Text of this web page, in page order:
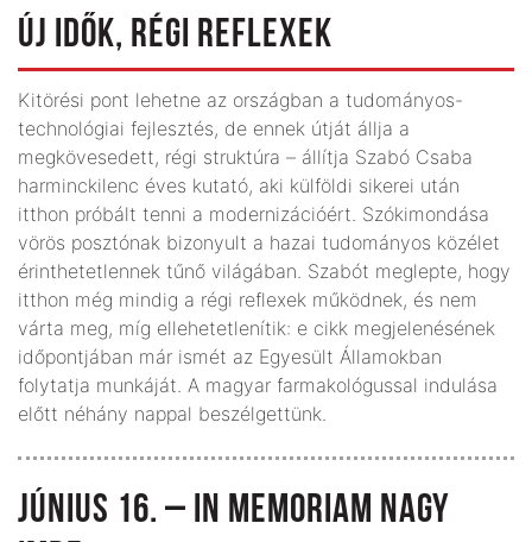
ÚJ IDŐK, RÉGI REFLEXEK
Kitörési pont lehetne az országban a tudományos-
technológiai fejlesztés, de ennek útját állja a
megkövesedett, régi struktúra – állítja Szabó Csaba
harminckilenc éves kutató, aki külföldi sikerei után
itthon próbált tenni a modernizációért. Szókimondása
vörös posztónak bizonyult a hazai tudományos közélet
érinthetetlennek tűnő világában. Szabót meglepte, hogy
itthon még mindig a régi reflexek működnek, és nem
várta meg, míg ellehetetlenítik: e cikk megjelenésének
időpontjában már ismét az Egyesült Államokban
folytatja munkáját. A magyar farmakológussal indulása
előtt néhány nappal beszélgettünk.
JÚNIUS 16. – IN MEMORIAM NAGY